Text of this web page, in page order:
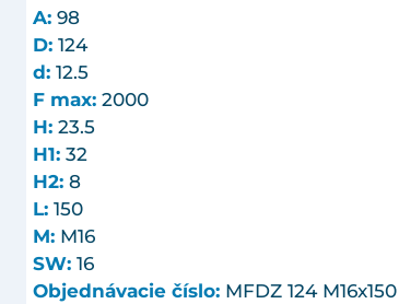
A: 98
D: 124
d: 12.5
F max: 2000
H: 23.5
H1: 32
H2: 8
L: 150
M: M16
SW: 16
Objednávacie číslo: MFDZ 124 M16x150